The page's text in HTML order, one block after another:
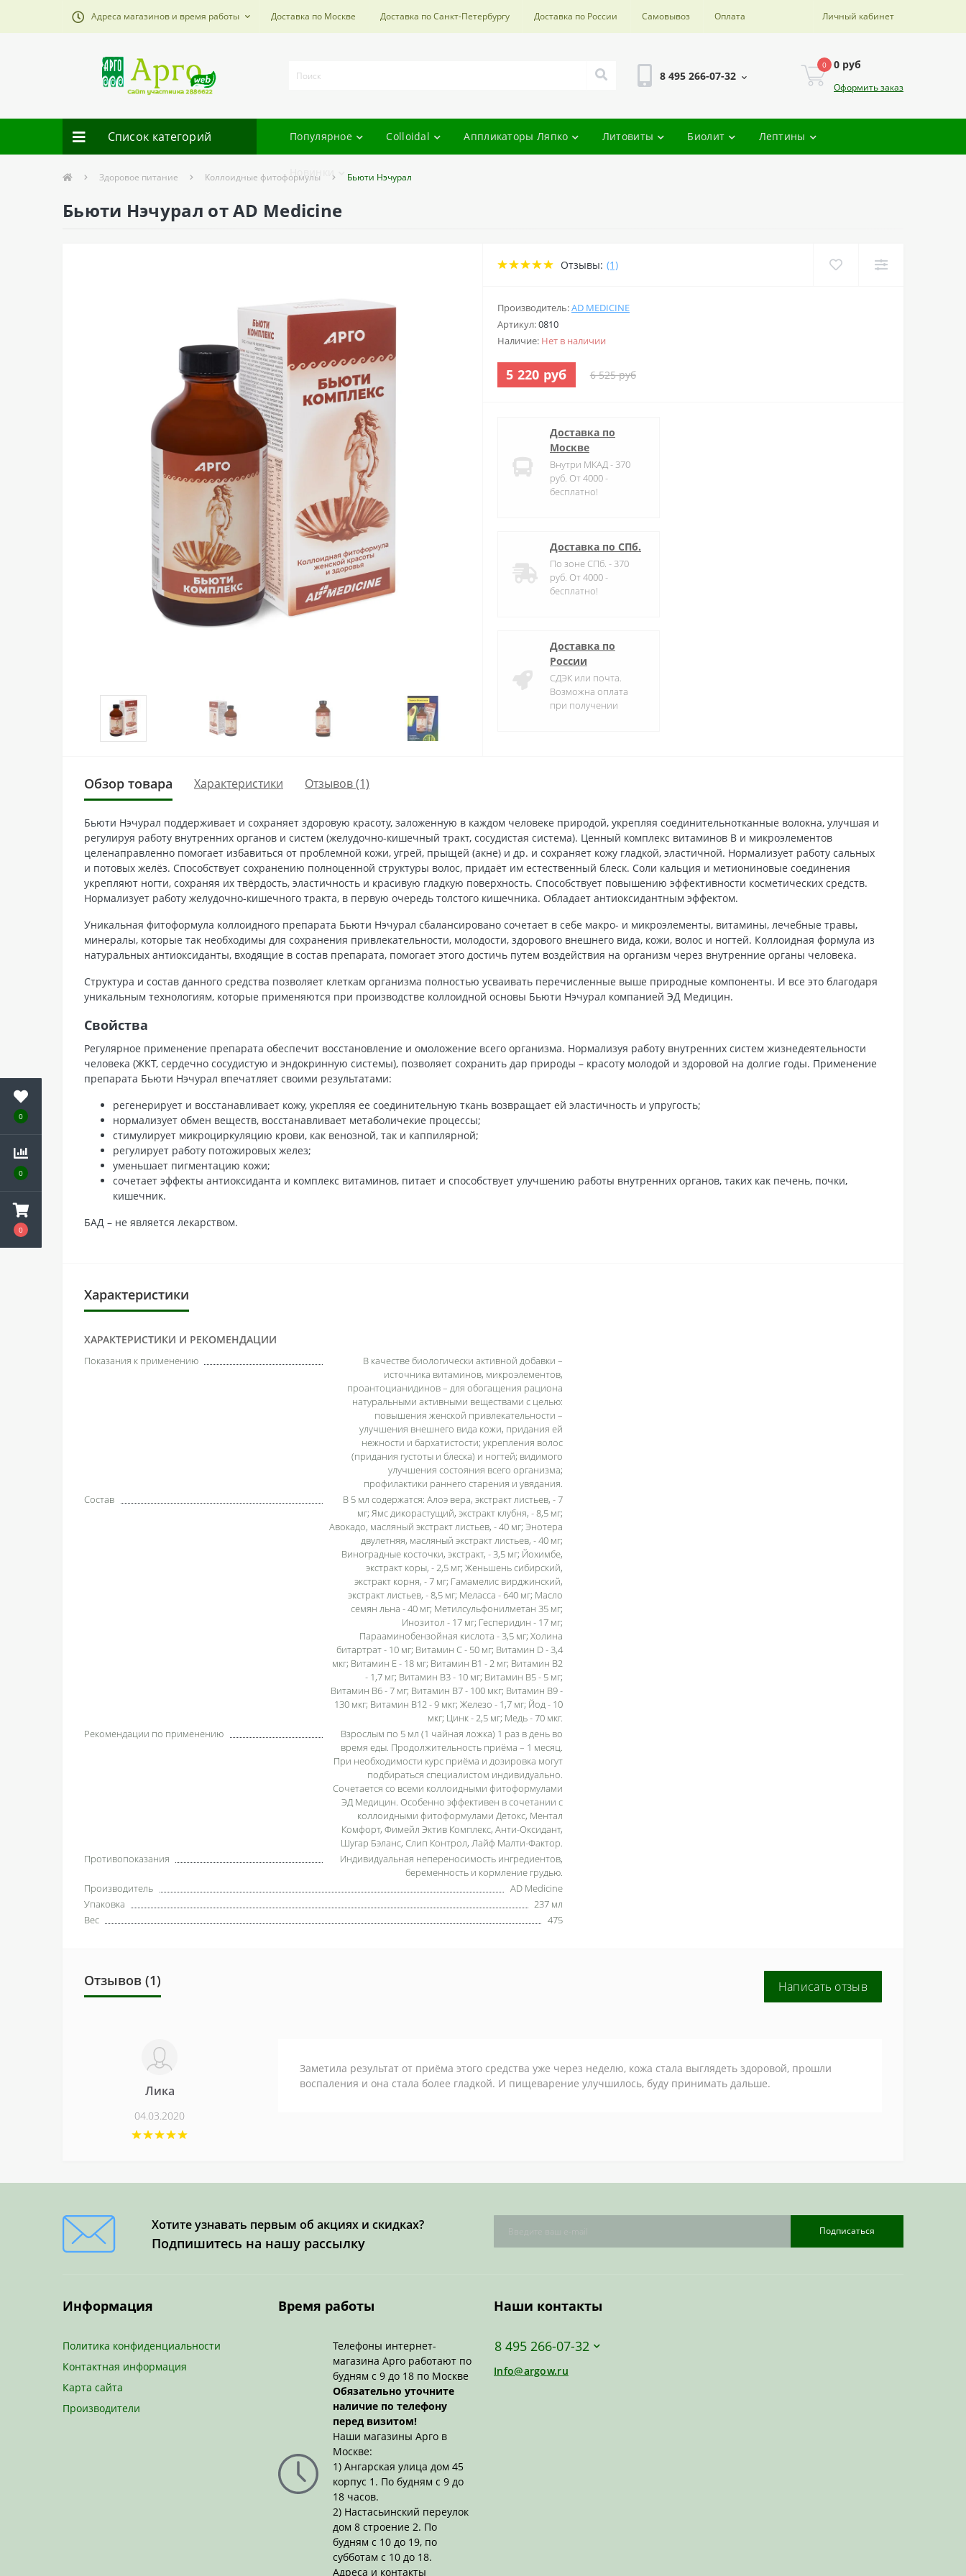
0
0
0
Адреса магазинов и время работы Доставка по Москве Доставка по Санкт-Петербургу Доставка по России Самовывоз Оплата Личный кабинет
8 495 266-07-32
0 0 руб
Оформить заказ
Список категорий Популярное Colloidal Аппликаторы Ляпко Литовиты Биолит Лептины
Новинки
Здоровое питание Коллоидные фитоформулы Бьюти Нэчурал
Бьюти Нэчурал от AD Medicine
Отзывы: (1)
Производитель:AD MEDICINE
Артикул:0810
Наличие: Нет в наличии
5 220 руб 6 525 руб
Доставка по
Москве
Внутри МКАД - 370
руб. От 4000 -
бесплатно!
Доставка по СПб.
По зоне СПб. - 370
руб. От 4000 -
бесплатно!
Доставка по
России
СДЭК или почта.
Возможна оплата
при получении
Обзор товара Характеристики Отзывов (1)
Бьюти Нэчурал поддерживает и сохраняет здоровую красоту, заложенную в каждом человеке природой, укрепляя соединительнотканные волокна, улучшая и
регулируя работу внутренних органов и систем (желудочно-кишечный тракт, сосудистая система). Ценный комплекс витаминов В и микроэлементов
целенаправленно помогает избавиться от проблемной кожи, угрей, прыщей (акне) и др. и сохраняет кожу гладкой, эластичной. Нормализует работу сальных
и потовых желёз. Способствует сохранению полноценной структуры волос, придаёт им естественный блеск. Соли кальция и метиониновые соединения
укрепляют ногти, сохраняя их твёрдость, эластичность и красивую гладкую поверхность. Способствует повышению эффективности косметических средств.
Нормализует работу желудочно-кишечного тракта, в первую очередь толстого кишечника. Обладает антиоксидантным эффектом.
Уникальная фитоформула коллоидного препарата Бьюти Нэчурал сбалансировано сочетает в себе макро- и микроэлементы, витамины, лечебные травы,
минералы, которые так необходимы для сохранения привлекательности, молодости, здорового внешнего вида, кожи, волос и ногтей. Коллоидная формула из
натуральных антиоксиданты, входящие в состав препарата, помогает этого достичь путем воздействия на организм через внутренние органы человека.
Структура и состав данного средства позволяет клеткам организма полностью усваивать перечисленные выше природные компоненты. И все это благодаря
уникальным технологиям, которые применяются при производстве коллоидной основы Бьюти Нэчурал компанией ЭД Медицин.
Свойства
Регулярное применение препарата обеспечит восстановление и омоложение всего организма. Нормализуя работу внутренних систем жизнедеятельности
человека (ЖКТ, сердечно сосудистую и эндокринную системы), позволяет сохранить дар природы – красоту молодой и здоровой на долгие годы. Применение
препарата Бьюти Нэчурал впечатляет своими результатами:
регенерирует и восстанавливает кожу, укрепляя ее соединительную ткань возвращает ей эластичность и упругость;
нормализует обмен веществ, восстанавливает метаболичекие процессы;
стимулирует микроциркуляцию крови, как венозной, так и каппилярной;
регулирует работу потожировых желез;
уменьшает пигментацию кожи;
сочетает эффекты антиоксиданта и комплекс витаминов, питает и способствует улучшению работы внутренних органов, таких как печень, почки,
кишечник.
БАД – не является лекарством.
Характеристики
ХАРАКТЕРИСТИКИ И РЕКОМЕНДАЦИИ
Показания к применению
В качестве биологически активной добавки –
источника витаминов, микроэлементов,
проантоцианидинов – для обогащения рациона
натуральными активными веществами с целью:
повышения женской привлекательности –
улучшения внешнего вида кожи, придания ей
нежности и бархатистости; укрепления волос
(придания густоты и блеска) и ногтей; видимого
улучшения состояния всего организма;
профилактики раннего старения и увядания.
Состав
В 5 мл содержатся: Алоэ вера, экстракт листьев, - 7
мг; Ямс дикорастущий, экстракт клубня, - 8,5 мг;
Авокадо, масляный экстракт листьев, - 40 мг; Энотера
двулетняя, масляный экстракт листьев, - 40 мг;
Виноградные косточки, экстракт, - 3,5 мг; Йохимбе,
экстракт коры, - 2,5 мг; Женьшень сибирский,
экстракт корня, - 7 мг; Гамамелис вирджинский,
экстракт листьев, - 8,5 мг; Меласса - 640 мг; Масло
семян льна - 40 мг; Метилсульфонилметан 35 мг;
Инозитол - 17 мг; Гесперидин - 17 мг;
Парааминобензойная кислота - 3,5 мг; Холина
битартрат - 10 мг; Витамин С - 50 мг; Витамин D - 3,4
мкг; Витамин E - 18 мг; Витамин B1 - 2 мг; Витамин B2
- 1,7 мг; Витамин B3 - 10 мг; Витамин B5 - 5 мг;
Витамин B6 - 7 мг; Витамин B7 - 100 мкг; Витамин B9 -
130 мкг; Витамин B12 - 9 мкг; Железо - 1,7 мг; Йод - 10
мкг; Цинк - 2,5 мг; Медь - 70 мкг.
Рекомендации по применению
Взрослым по 5 мл (1 чайная ложка) 1 раз в день во
время еды. Продолжительность приёма – 1 месяц.
При необходимости курс приёма и дозировка могут
подбираться специалистом индивидуально.
Сочетается со всеми коллоидными фитоформулами
ЭД Медицин. Особенно эффективен в сочетании с
коллоидными фитоформулами Детокс, Ментал
Комфорт, Фимейл Эктив Комплекс, Анти-Оксидант,
Шугар Бэланс, Слип Контрол, Лайф Малти-Фактор.
Противопоказания
Индивидуальная непереносимость ингредиентов,
беременность и кормление грудью.
Производитель
AD Medicine
Упаковка
237 мл
Вес
475
Отзывов (1) Написать отзыв
Лика
04.03.2020
Заметила результат от приёма этого средства уже через неделю, кожа стала выглядеть здоровой, прошли
воспаления и она стала более гладкой. И пищеварение улучшилось, буду принимать дальше.
Хотите узнавать первым об акциях и скидках?
Подпишитесь на нашу рассылку
Подписаться
Информация
Политика конфиденциальности
Контактная информация
Карта сайта
Производители
Время работы
Телефоны интернет-
магазина Арго работают по
будням с 9 до 18 по Москве
Обязательно уточните
наличие по телефону
перед визитом!
Наши магазины Арго в
Москве:
1) Ангарская улица дом 45
корпус 1. По будням с 9 до
18 часов.
2) Настасьинский переулок
дом 8 строение 2. По
будням с 10 до 19, по
субботам с 10 до 18.
Адреса и контакты
Наши контакты
8 495 266-07-32
Info@argow.ru